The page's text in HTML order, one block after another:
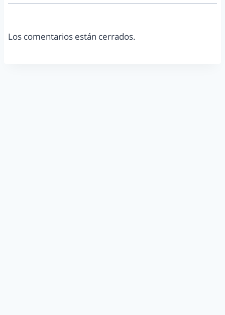
Los comentarios están cerrados.